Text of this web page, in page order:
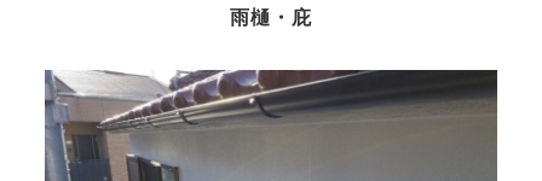
雨樋・庇